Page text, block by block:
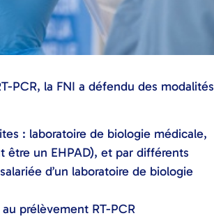
PCR, la FNI a défendu des modalités
: laboratoire de biologie médicale,
un EHPAD), et par différents
d’un laboratoire de biologie
prélèvement RT-PCR